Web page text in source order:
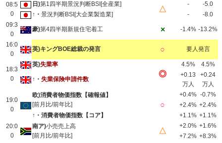
08:5
0
日)第1四半期景況判断BSI[全産業]
△
-
-5.0
↑・ 景況判断BSI[大企業製造業] -
-8.0
09:3
0
豪)第4四半期新規住宅着工 × -1.4% -13.2%
16:0
0
英)キングBOE総裁の発言 ○ 要人発言
18:3
0
英)失業率
◎
4.5% 4.5%
↑・ 失業保険申請件数
+0.13
万人
+0.24
万人
19:0
0
欧)消費者物価指数【確報値】
[前月比/前年比]
○
+0.4% -0.7%
+2.4% +2.4%
↑・消費者物価指数 【コア】 +1.1% +1.1%
20:0
0
南ア)小売売上高
[前月比/前年比]
△
+2.0% +1.6%
+7.2% +8.3%